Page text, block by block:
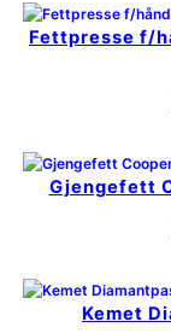
Fettpresse f/
Gjengefett
Kemet